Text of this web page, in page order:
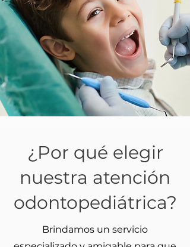
¿Por qué elegir
nuestra atención
odontopediátrica?
Brindamos un servicio